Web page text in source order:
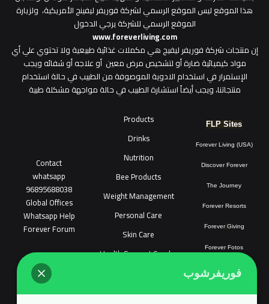
هذا الموقع ليس الموقع الرسمي لشركة فوريفر ليفينج الأمريكية، ولزيارة
الموقع الرسمي للشركة يرجي الدخول
www.foreverliving.com
​إن منتجات شركة فوريفر ليفيج هي مكملات غذائية طبيعية ولا تحتوي علي أي
مواد كيميائية ضارة أو لتشخيص مرض معين أو علاجه أو شفائه ويجب
الإستمرار في استخدام الادوية الموصوفة من الطبيب في حالة استخدام
منتجاتنا، ويجب أيضاً استشارة الطبيب في حالة مواجهة مشكلة طبية
FLP Sites
Forever Living (USA)
Discover Forever
The Journey
Forever Resorts
Forever Giving
Forever Fotos
Products
Drinks
Nutrition
Bee Products
Weight Management
Personal Care
Skin Care
Health Support Combo
Contact
whatsapp
96895688038
Global Offices
Whatsapp Help
Forever Forum
فوريفرشوب